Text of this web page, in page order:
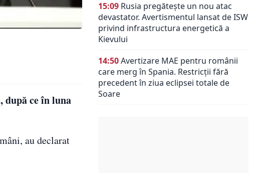
după ce în luna
au declarat
15:09 Rusia pregătește un nou atac
devastator. Avertismentul lansat de ISW
privind infrastructura energetică a
Kievului
14:50Avertizare MAE pentru românii
care merg în Spania. Restricții fără
precedent în ziua eclipsei totale de
Soare